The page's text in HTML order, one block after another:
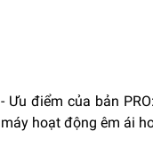
- Ưu điểm của bản
máy hoạt động êm ái